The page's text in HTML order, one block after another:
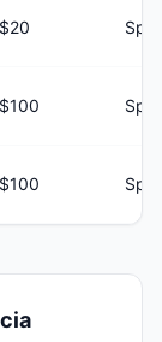
$20
$100
$100